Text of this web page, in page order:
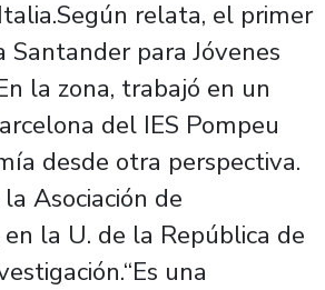
relata, el primer
para Jóvenes
la zona, trabajó en un
del IES Pompeu
desde otra perspectiva.
Asociación de
la U. de la República de
una